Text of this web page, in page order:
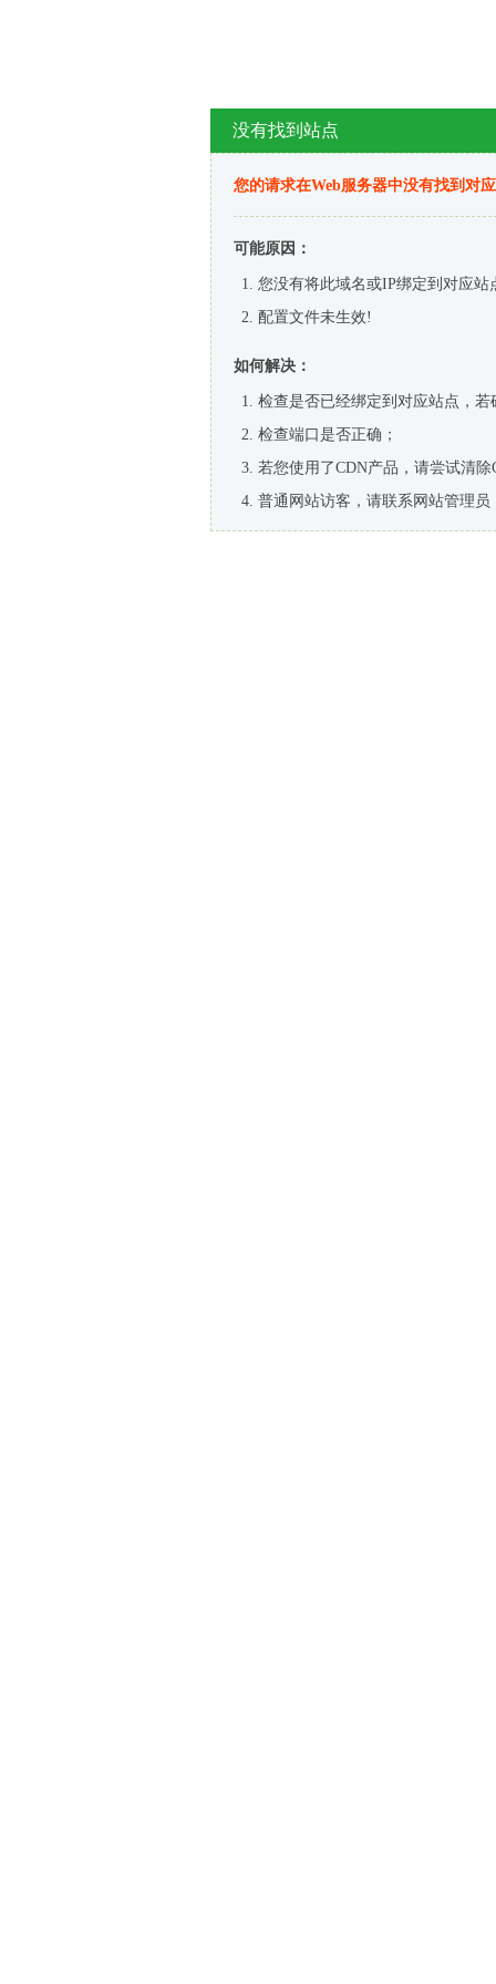
没有找到站点
您的请求在Web服务器中没有找到对
可能原因：
您没有将此域名或IP绑定到对应站
配置文件未生效!
如何解决：
检查是否已经绑定到对应站点，
检查端口是否正确；
若您使用了CDN产品，请尝试清除
普通网站访客，请联系网站管理员